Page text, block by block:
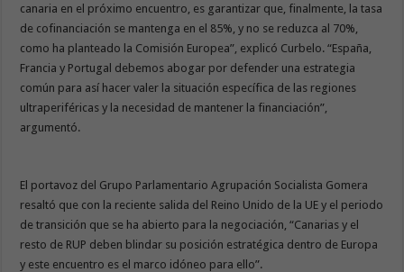
canaria en el próximo encuentro, es garantizar que, finalmente, la tasa
de cofinanciación se mantenga en el 85%, y no se reduzca al 70%,
como ha planteado la Comisión Europea”, explicó Curbelo. “España,
Francia y Portugal debemos abogar por defender una estrategia
común para así hacer valer la situación específica de las regiones
ultraperiféricas y la necesidad de mantener la financiación”,
argumentó.
El portavoz del Grupo Parlamentario Agrupación Socialista Gomera
resaltó que con la reciente salida del Reino Unido de la UE y el periodo
de transición que se ha abierto para la negociación, “Canarias y el
resto de RUP deben blindar su posición estratégica dentro de Europa
y este encuentro es el marco idóneo para ello”.